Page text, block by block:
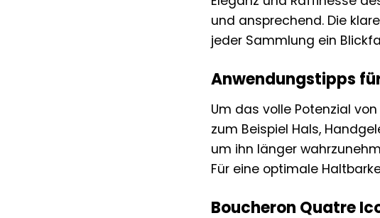
und ansprechend. Die
jeder Sammlung ein
Anwendungstipps
Um das volle Potenzial
zum Beispiel Hals,
um ihn länger
Für eine optimale
Boucheron Quatre